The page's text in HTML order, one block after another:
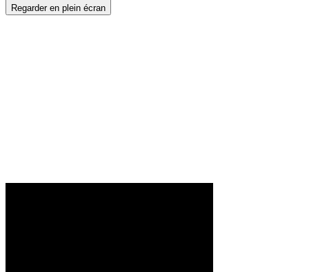
Regarder en plein écran